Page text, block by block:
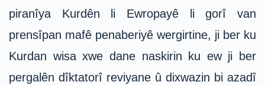
piranîya Kurdên li Ewropayê li gorî van
prensîpan mafê penaberiyê wergirtine, ji ber ku
Kurdan wisa xwe dane naskirin ku ew ji ber
pergalên dîktatorî reviyane û dixwazin bi azadî